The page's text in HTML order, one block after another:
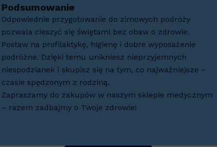
Podsumowanie
Odpowiednie przygotowanie do zimowych podróży
pozwala cieszyć się świętami bez obaw o zdrowie.
Postaw na profilaktykę, higienę i dobre wyposażenie
podróżne. Dzięki temu unikniesz nieprzyjemnych
niespodzianek i skupisz się na tym, co najważniejsze –
czasie spędzonym z rodziną.
Zapraszamy do zakupów w naszym sklepie medycznym
– razem zadbajmy o Twoje zdrowie!